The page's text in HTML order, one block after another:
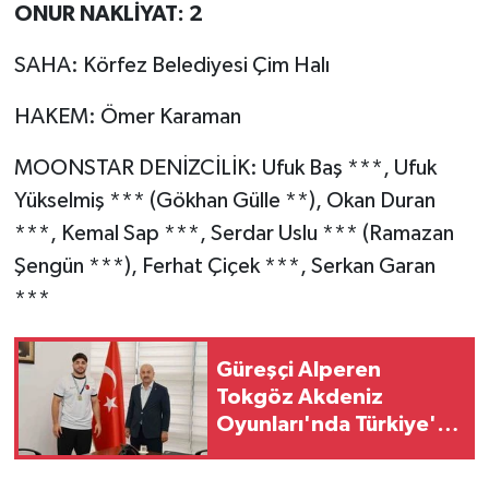
ONUR NAKLİYAT: 2
SAHA: Körfez Belediyesi Çim Halı
HAKEM: Ömer Karaman
MOONSTAR DENİZCİLİK: Ufuk Baş ***, Ufuk
Yükselmiş *** (Gökhan Gülle **), Okan Duran
***, Kemal Sap ***, Serdar Uslu *** (Ramazan
Şengün ***), Ferhat Çiçek ***, Serkan Garan
***
Güreşçi Alperen
Tokgöz Akdeniz
Oyunları'nda Türkiye'yi